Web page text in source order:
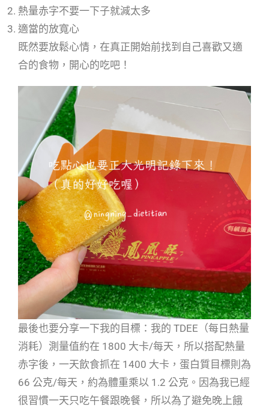
熱量赤字不要一下子就減太多
適當的放寬心
既然要放鬆心情，在真正開始前找到自己喜歡又適
合的食物，開心的吃吧！
最後也要分享一下我的目標：我的 TDEE（每日熱量
消耗）測量值約在 1800 大卡/每天，所以搭配熱量
赤字後，一天飲食抓在 1400 大卡，蛋白質目標則為
66 公克/每天，約為體重乘以 1.2 公克。因為我已經
很習慣一天只吃午餐跟晚餐，所以為了避免晚上餓